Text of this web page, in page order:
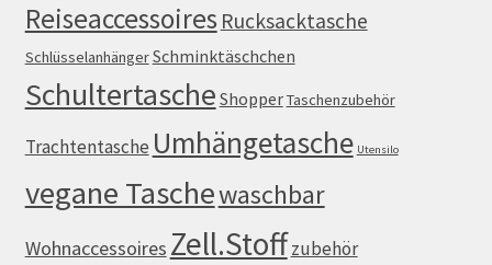
Reiseaccessoires Rucksacktasche
SchlüsselanhängerSchminktäschchen
Schultertasche ShopperTaschenzubehör
Trachtentasche Umhängetasche Utensilo
vegane Taschewaschbar
Wohnaccessoires Zell.Stoffzubehör